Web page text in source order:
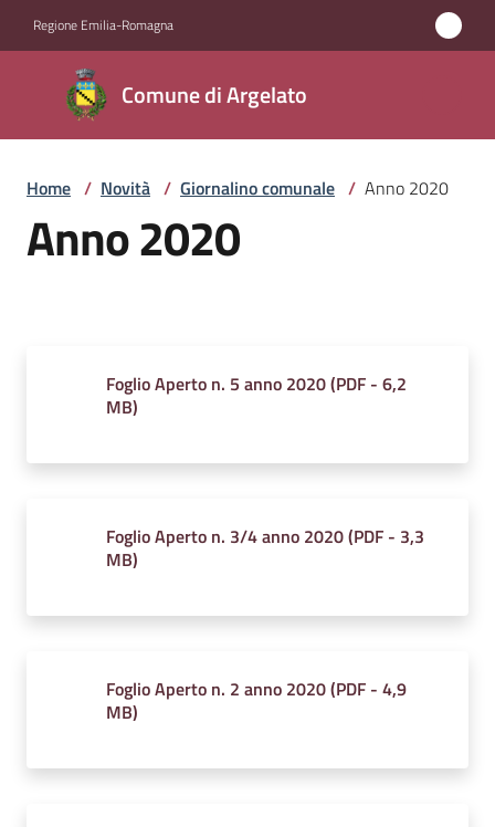
Regione Emilia-Romagna
Comune di Argelato
Comune
di
Argelato
Amministrazione
Trasparente
argomenti...
Home / Novità / Giornalino comunale / Anno 2020
Anno 2020
Foglio Aperto n. 5 anno 2020(PDF - 6,2
MB)
Foglio Aperto n. 3/4 anno 2020(PDF - 3,3
MB)
Foglio Aperto n. 2 anno 2020(PDF - 4,9
MB)